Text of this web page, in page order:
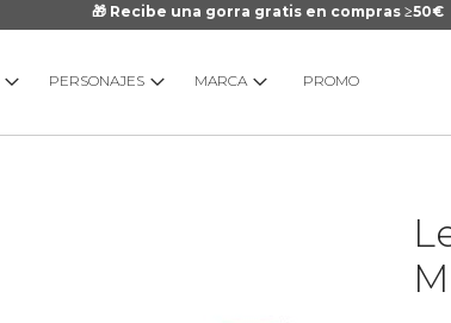
🎁 Recibe una gorra gratis en compras ≥50€
PERSONAJES MARCA PROMO